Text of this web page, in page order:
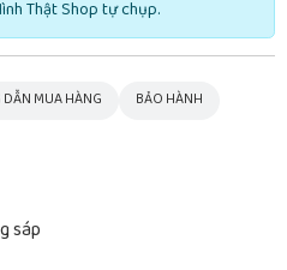
Thật Shop tự chụp.
MUA HÀNG BẢO HÀNH
sáp